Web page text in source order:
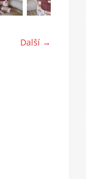
Další →